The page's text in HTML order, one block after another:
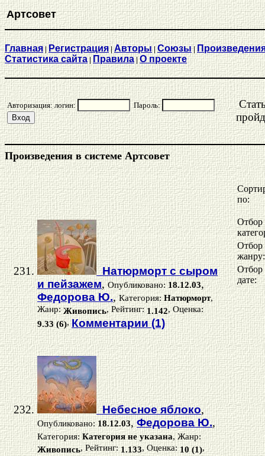
Артсовет
Главная|Регистрация|Aвторы|Союзы|
Статистика сайта | Правила|О проекте
Авторизация: логин: Пароль:
Произведения в системе Артсовет
Натюрморт с сыром
и пейзажем,Опубликовано:18.12.03,
Федорова Ю.,Категория:Натюрморт,
Жанр:Живопись, Рейтинг:1.142, Оценка:
9.33 (6),Комментарии (1)
Небесное яблоко,
Опубликовано:18.12.03,Федорова Ю.,
Категория: Категория не указана, Жанр:
Живопись, Рейтинг:1.133, Оценка:10 (1),
по:
Отбор
Отбор
жанру:
Отбор
дате: